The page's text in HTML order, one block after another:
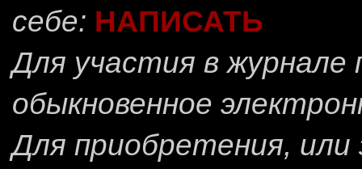
себе: НАПИСАТЬ
Для участия в
обыкновенное
Для приобретения, или